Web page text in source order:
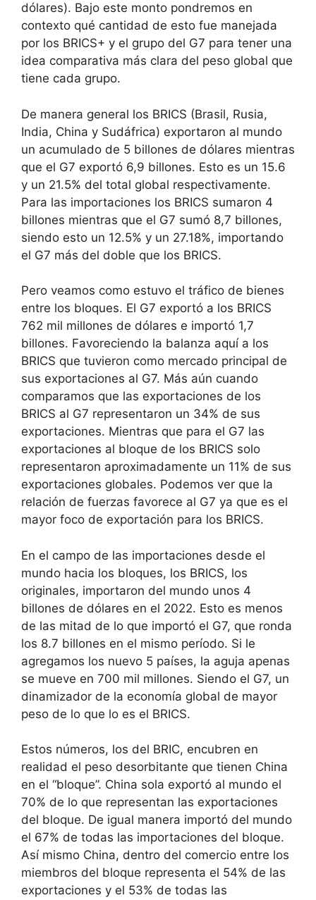
dólares). Bajo este monto pondremos en
contexto qué cantidad de esto fue manejada
por los BRICS+ y el grupo del G7 para tener una
idea comparativa más clara del peso global que
tiene cada grupo.
De manera general los BRICS (Brasil, Rusia,
India, China y Sudáfrica) exportaron al mundo
un acumulado de 5 billones de dólares mientras
que el G7 exportó 6,9 billones. Esto es un 15.6
y un 21.5% del total global respectivamente.
Para las importaciones los BRICS sumaron 4
billones mientras que el G7 sumó 8,7 billones,
siendo esto un 12.5% y un 27.18%, importando
el G7 más del doble que los BRICS.
Pero veamos como estuvo el tráfico de bienes
entre los bloques. El G7 exportó a los BRICS
762 mil millones de dólares e importó 1,7
billones. Favoreciendo la balanza aquí a los
BRICS que tuvieron como mercado principal de
sus exportaciones al G7. Más aún cuando
comparamos que las exportaciones de los
BRICS al G7 representaron un 34% de sus
exportaciones. Mientras que para el G7 las
exportaciones al bloque de los BRICS solo
representaron aproximadamente un 11% de sus
exportaciones globales. Podemos ver que la
relación de fuerzas favorece al G7 ya que es el
mayor foco de exportación para los BRICS.
En el campo de las importaciones desde el
mundo hacia los bloques, los BRICS, los
originales, importaron del mundo unos 4
billones de dólares en el 2022. Esto es menos
de las mitad de lo que importó el G7, que ronda
los 8.7 billones en el mismo período. Si le
agregamos los nuevo 5 países, la aguja apenas
se mueve en 700 mil millones. Siendo el G7, un
dinamizador de la economía global de mayor
peso de lo que lo es el BRICS.
Estos números, los del BRIC, encubren en
realidad el peso desorbitante que tienen China
en el “bloque”. China sola exportó al mundo el
70% de lo que representan las exportaciones
del bloque. De igual manera importó del mundo
el 67% de todas las importaciones del bloque.
Así mismo China, dentro del comercio entre los
miembros del bloque representa el 54% de las
exportaciones y el 53% de todas las